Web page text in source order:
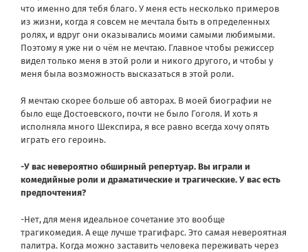
что именно для тебя благо. У меня есть несколько примеров
из жизни, когда я совсем не мечтала быть в определенных
ролях, и вдруг они оказывались моими самыми любимыми.
Поэтому я уже ни о чём не мечтаю. Главное чтобы режиссер
видел только меня в этой роли и никого другого, и чтобы у
меня была возможность высказаться в этой роли.
Я мечтаю скорее больше об авторах. В моей биографии не
было еще Достоевского, почти не было Гоголя. И хоть я
исполняла много Шекспира, я все равно всегда хочу опять
играть его героинь.
-У вас невероятно обширный репертуар. Вы играли и
комедийные роли и драматические и трагические. У вас есть
предпочтения?
-Нет, для меня идеальное сочетание это вообще
трагикомедия. А еще лучше трагифарс. Это самая невероятная
палитра. Когда можно заставить человека переживать через